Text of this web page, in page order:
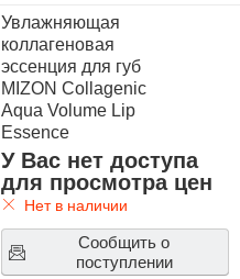
Увлажняющая
коллагеновая
эссенция для губ
MIZON Collagenic
Aqua Volume Lip
Essence
У Вас нет доступа
для просмотра цен
Нет в наличии
Сообщить о
поступлении